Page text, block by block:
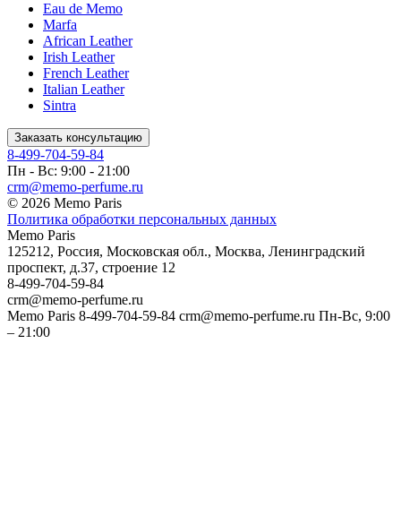
Eau de Memo
Marfa
African Leather
Irish Leather
French Leather
Italian Leather
Sintra
Заказать консультацию
8-499-704-59-84
Пн - Вс: 9:00 - 21:00
crm@memo-perfume.ru
© 2026 Memo Paris
Политика обработки персональных данных
Memo Paris
125212, Россия, Московская обл., Москва, Ленинградский
проспект, д.37, строение 12
8-499-704-59-84
crm@memo-perfume.ru
Memo Paris 8-499-704-59-84 crm@memo-perfume.ru Пн-Вс, 9:00
– 21:00